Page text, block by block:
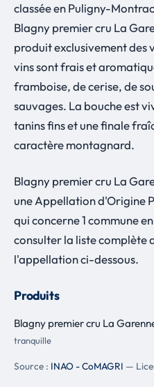
classée en Puligny-
Blagny premier cru La
produit exclusivement des
vins sont frais et
framboise, de cerise, de
sauvages. La bouche est
tanins fins et une finale
caractère montagnard.
Blagny premier cru La
une Appellation d'Origine
qui concerne 1 commune
consulter la liste complète
l'appellation ci-dessous.
Produits
Blagny premier cru La
tranquille
Source : INAO - CoMAGRI —